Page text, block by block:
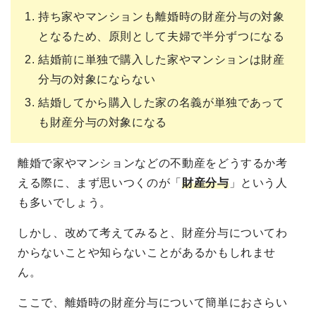
持ち家やマンションも離婚時の財産分与の対象
となるため、原則として夫婦で半分ずつになる
結婚前に単独で購入した家やマンションは財産
分与の対象にならない
結婚してから購入した家の名義が単独であって
も財産分与の対象になる
離婚で家やマンションなどの不動産をどうするか考
える際に、まず思いつくのが「 財産分与」という人
も多いでしょう。
しかし、改めて考えてみると、財産分与についてわ
からないことや知らないことがあるかもしれませ
ん。
ここで、離婚時の財産分与について簡単におさらい